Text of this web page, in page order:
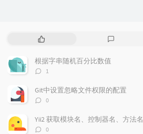
热
文
章
根据字串随机百分比数值
评
数：
1
Git中设置忽略文件权限的配置
评
数：
0
Yii2 获取模块名、控制器名、方法名
评
0